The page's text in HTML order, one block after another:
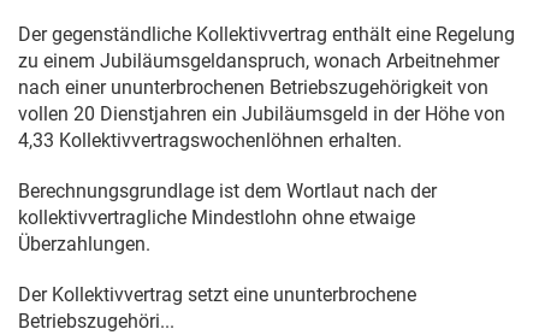
Der gegenständliche Kollektivvertrag enthält eine Regelung
zu einem Jubiläumsgeldanspruch, wonach Arbeitnehmer
nach einer ununterbrochenen Betriebszugehörigkeit von
vollen 20 Dienstjahren ein Jubiläumsgeld in der Höhe von
4,33 Kollektivvertragswochenlöhnen erhalten.
Berechnungsgrundlage ist dem Wortlaut nach der
kollektivvertragliche Mindestlohn ohne etwaige
Überzahlungen.
Der Kollektivvertrag setzt eine ununterbrochene
Betriebszugehöri...